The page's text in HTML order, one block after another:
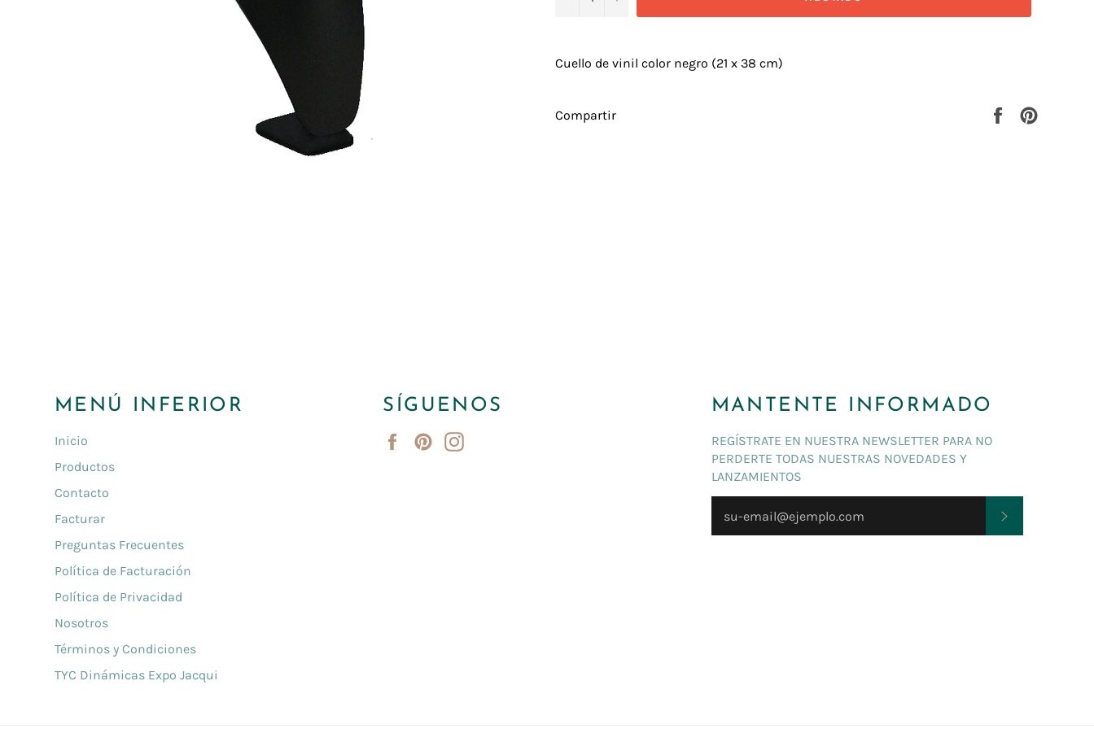
Cuello de vinil color negro (21 x 38 cm)
Compartir
Compartir
MENÚ INFERIOR
Inicio
Productos
Contacto
Facturar
Preguntas Frecuentes
Política de Facturación
Política de Privacidad
Nosotros
Términos y Condiciones
TYC Dinámicas Expo Jacqui
SÍGUENOS
FacebookPinterest
MANTENTE INFORMADO
REGÍSTRATE EN NUESTRA NEWSLETTER PARA NO
PERDERTE TODAS NUESTRAS NOVEDADES Y
LANZAMIENTOS